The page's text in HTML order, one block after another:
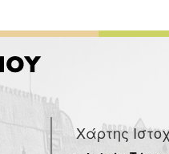
Χάρτης